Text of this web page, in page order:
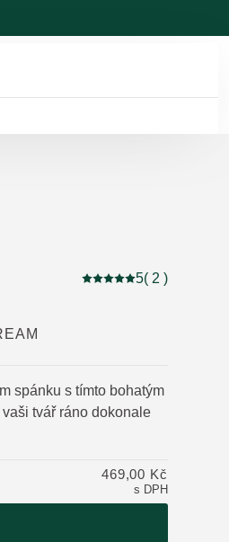
Aktuální hodnocení: 5
5( 2 )
spánku s tímto bohatým
tvář ráno dokonale
s DPH
469,00 Kč